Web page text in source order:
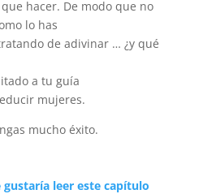
hacer. De modo que no
lo has
de adivinar … ¿y qué
a tu guía
mujeres.
mucho éxito.
gustaría leer este capítulo